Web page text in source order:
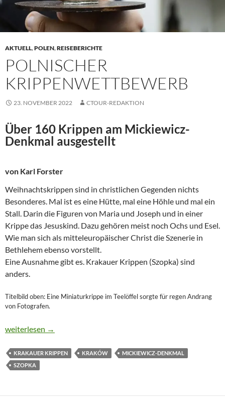
AKTUELL,POLEN,REISEBERICHTE
POLNISCHER
KRIPPENWETTBEWERB
23. NOVEMBER 2022 CTOUR-REDAKTION
Über 160 Krippen am Mickiewicz-
Denkmal ausgestellt
von Karl Forster
Weihnachtskrippen sind in christlichen Gegenden nichts
Besonderes. Mal ist es eine Hütte, mal eine Höhle und mal ein
Stall. Darin die Figuren von Maria und Joseph und in einer
Krippe das Jesuskind. Dazu gehören meist noch Ochs und Esel.
Wie man sich als mitteleuropäischer Christ die Szenerie in
Bethlehem ebenso vorstellt.
Eine Ausnahme gibt es. Krakauer Krippen (Szopka) sind
anders.
Titelbild oben: Eine Miniaturkrippe im Teelöffel sorgte für regen Andrang
von Fotografen.
POLNISCHER KRIPPENWETTBEWERB
weiterlesen →
KRAKAUER KRIPPEN KRAKÓW
MICKIEWICZ-DENKMAL
SZOPKA